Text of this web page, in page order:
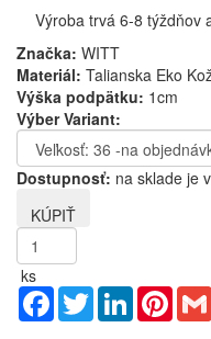
Výroba trvá 6-8 týždňov
Značka: WITT
Materiál: Talianska Eko
Výška podpätku: 1cm
Výber Variant:
Dostupnosť: na sklade je
ks
Facebook
TwitterLinkedIn